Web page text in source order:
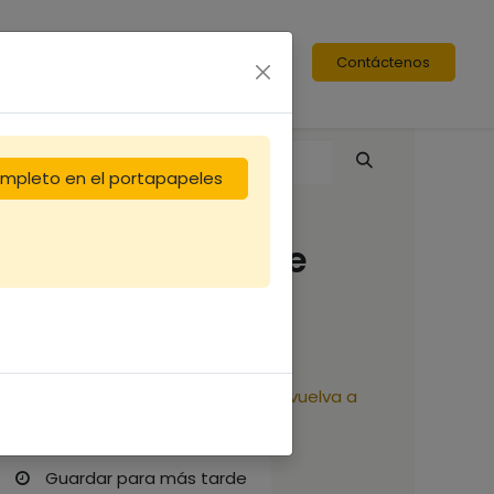
Contáctenos
Nourrisseur Cadre
Reciba una notificación cuando vuelva a
Guardar para más tarde
en el portapapeles